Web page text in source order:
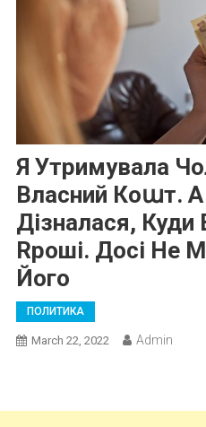
Я Утримувала
Власний Коաт.
Дізналася, Куди
Rроші. Досі Не
Його
ПОЛИТИКА
March 22, 2022 Admin